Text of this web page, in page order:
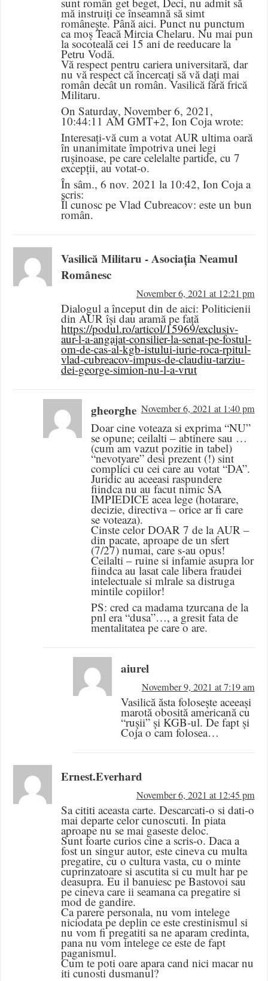
mă instruiți ce înseamnă să simt
românește. Până aici. Punct nu punctum
ca moș Teacă Mircia Chelaru. Nu mai pun
la socoteală cei 15 ani de reeducare la
Petru Vodă.
Vă respect pentru cariera universitară, dar
nu vă respect că încercați să vă dați mai
român decât un român. Vasilică fără frică
Militaru.
On Saturday, November 6, 2021,
10:44:11 AM GMT+2, Ion Coja wrote:
Interesați-vă cum a votat AUR ultima oară
în unanimitate împotriva unei legi
rușinoase, pe care celelalte partide, cu 7
excepții, au votat-o.
În sâm., 6 nov. 2021 la 10:42, Ion Coja a
scris:
Îl cunosc pe Vlad Cubreacov: este un bun
român.
Vasilică Militaru - Asociația Neamul
Românesc
November 6, 2021 at 12:21 pm
Dialogul a început din de aici: Politicienii
din AUR își dau aramă pe față
https://podul.ro/articol/15969/exclusiv-
aur-l-a-angajat-consilier-la-senat-pe-fostul-
om-de-cas-al-kgb-istului-iurie-roca-rpitul-
vlad-cubreacov-impus-de-claudiu-tarziu-
dei-george-simion-nu-l-a-vrut
gheorghe November 6, 2021 at 1:40 pm
Doar cine voteaza si exprima “NU”
se opune; ceilalti – abtinere sau …
(cum am vazut pozitie in tabel)
“nevotyare” desi prezent (!) sint
complici cu cei care au votat “DA”.
Juridic au aceeasi raspundere
fiindca nu au facut nimic SA
IMPIEDICE acea lege (hotarare,
decizie, directiva – orice ar fi care
se voteaza).
Cinste celor DOAR 7 de la AUR –
din pacate, aproape de un sfert
(7/27) numai, care s-au opus!
Ceilalti – ruine si infamie asupra lor
fiindca au lasat cale libera fraudei
intelectuale si mlrale sa distruga
mintile copiilor!
PS: cred ca madama tzurcana de la
pnl era “dusa”…, a gresit fata de
mentalitatea pe care o are.
aiurel
November 9, 2021 at 7:19 am
Vasilică ăsta folosește aceeași
marotă obosită americană cu
“rușii” și KGB-ul. De fapt și
Coja o cam folosea…
Ernest.Everhard
November 6, 2021 at 12:45 pm
Sa cititi aceasta carte. Descarcati-o si dati-o
mai departe celor cunoscuti. In piata
aproape nu se mai gaseste deloc.
Sunt foarte curios cine a scris-o. Daca a
fost un singur autor, este cineva cu multa
pregatire, cu o cultura vasta, cu o minte
cuprinzatoare si ascutita si cu mult har pe
deasupra. Eu il banuiesc pe Bastovoi sau
pe cineva care ii seamana ca pregatire si
mod de gandire.
Ca parere personala, nu vom intelege
niciodata pe deplin ce este crestinismul si
nu vom fi pregatiti sa ne aparam credinta,
pana nu vom intelege ce este de fapt
paganismul.
Cum te poti oare apara cand nici macar nu
iti cunosti dusmanul?